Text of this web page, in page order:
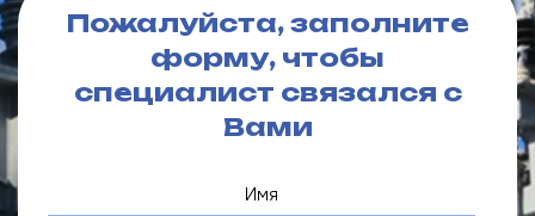
Пожалуйста, заполните
форму, чтобы
специалист связался с
Вами